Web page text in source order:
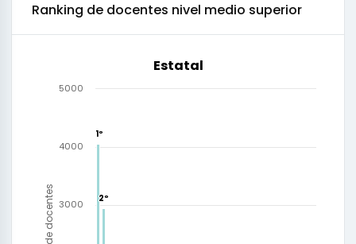
Ranking de docentes nivel medio superior
Estatal
1º
1º
2º
2º
3000
4000
5000